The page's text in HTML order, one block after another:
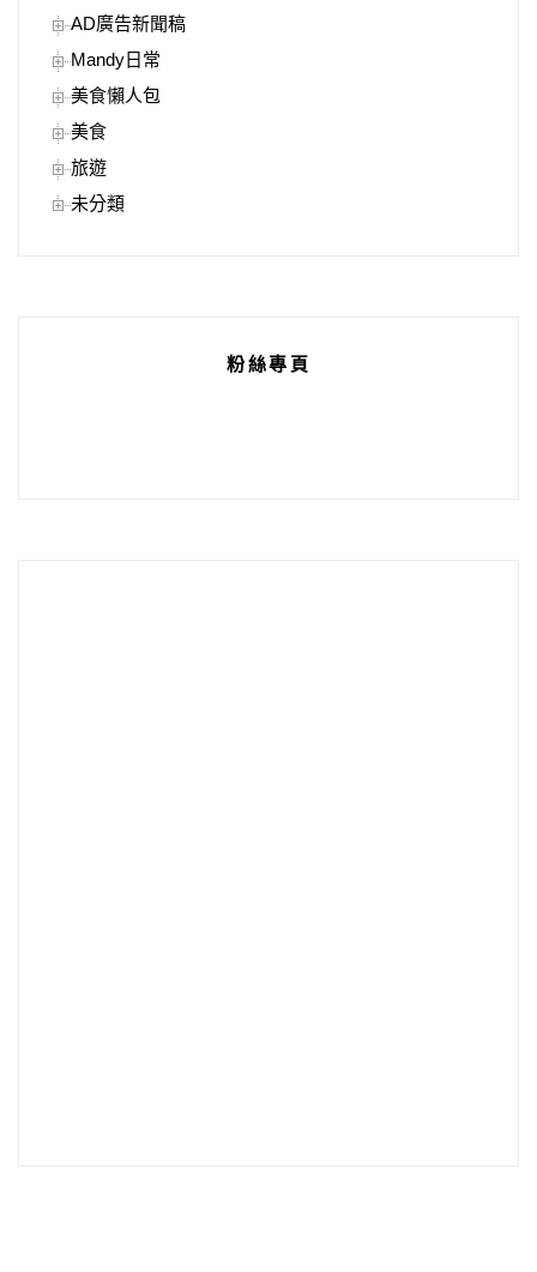
AD廣告新聞稿
Mandy日常
美食懶人包
美食
旅遊
未分類
粉絲專頁